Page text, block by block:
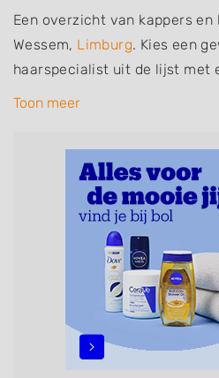
Een overzicht van kappers en
Wessem, Limburg. Kies een
haarspecialist uit de lijst met
specialisaties of
zonder afspraak terecht kunt.
kunnen uw haren wassen,
maar ook helpen met
opsteken, weave, een
permanent, een bruidkapsel,
epileren,
een baard en pruiken. U kunt
filteren met behulp van de
Toon meer